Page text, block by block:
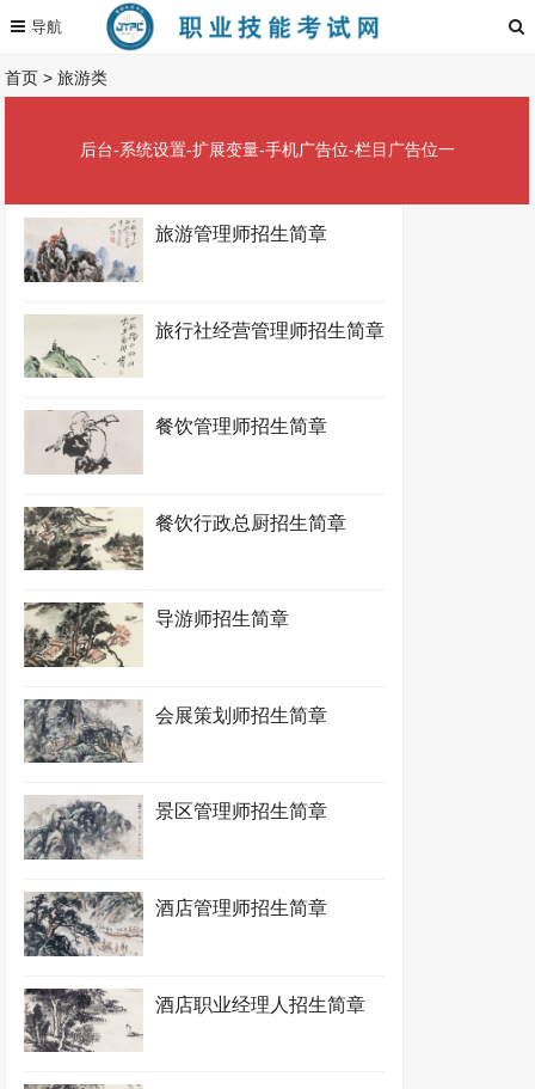
首页 >旅游类
后台-系统设置-扩展变量-手机广告位-栏目广告位一
旅游管理师招生简章
旅行社经营管理师招生简章
餐饮管理师招生简章
餐饮行政总厨招生简章
导游师招生简章
会展策划师招生简章
景区管理师招生简章
酒店管理师招生简章
酒店职业经理人招生简章